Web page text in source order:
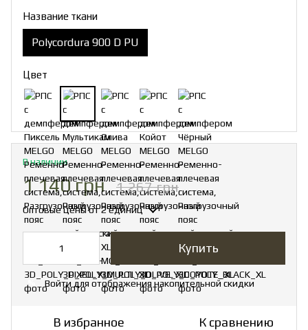
Название ткани
Polycordura 900 D PU
Цвет
В наличии
1 140 грн 1 267 грн
Оптовые ценыот 2 единиц
Купить
% Войти для отображения накопительной скидки
В избранное К сравнению